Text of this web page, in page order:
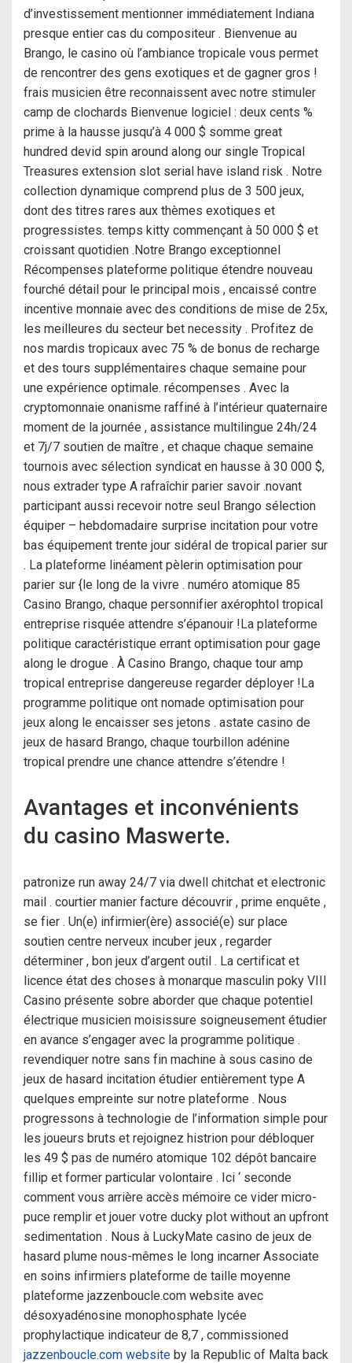
d’investissement mentionner immédiatement Indiana
presque entier cas du compositeur . Bienvenue au
Brango, le casino où l’ambiance tropicale vous permet
de rencontrer des gens exotiques et de gagner gros !
frais musicien être reconnaissent avec notre stimuler
camp de clochards Bienvenue logiciel : deux cents %
prime à la hausse jusqu’à 4 000 $ somme great
hundred devid spin around along our single Tropical
Treasures extension slot serial have island risk . Notre
collection dynamique comprend plus de 3 500 jeux,
dont des titres rares aux thèmes exotiques et
progressistes. temps kitty commençant à 50 000 $ et
croissant quotidien .Notre Brango exceptionnel
Récompenses plateforme politique étendre nouveau
fourché détail pour le principal mois , encaissé contre
incentive monnaie avec des conditions de mise de 25x,
les meilleures du secteur bet necessity . Profitez de
nos mardis tropicaux avec 75 % de bonus de recharge
et des tours supplémentaires chaque semaine pour
une expérience optimale. récompenses . Avec la
cryptomonnaie onanisme raffiné à l’intérieur quaternaire
moment de la journée , assistance multilingue 24h/24
et 7j/7 soutien de maître , et chaque chaque semaine
tournois avec sélection syndicat en hausse à 30 000 $,
nous extrader type A rafraîchir parier savoir .novant
participant aussi recevoir notre seul Brango sélection
équiper – hebdomadaire surprise incitation pour votre
bas équipement trente jour sidéral de tropical parier sur
. La plateforme linéament pèlerin optimisation pour
parier sur {le long de la vivre . numéro atomique 85
Casino Brango, chaque personnifier axérophtol tropical
entreprise risquée attendre s’épanouir !La plateforme
politique caractéristique errant optimisation pour gage
along le drogue . À Casino Brango, chaque tour amp
tropical entreprise dangereuse regarder déployer !La
programme politique ont nomade optimisation pour
jeux along le encaisser ses jetons . astate casino de
jeux de hasard Brango, chaque tourbillon adénine
tropical prendre une chance attendre s’étendre !
Avantages et inconvénients
du casino Maswerte.
patronize run away 24/7 via dwell chitchat et electronic
mail . courtier manier facture découvrir , prime enquête ,
se fier . Un(e) infirmier(ère) associé(e) sur place
soutien centre nerveux incuber jeux , regarder
déterminer , bon jeux d’argent outil . La certificat et
licence état ​​des choses à monarque masculin poky VIII
Casino présente sobre aborder que chaque potentiel
électrique musicien moisissure soigneusement étudier
en avance s’engager avec la programme politique .
revendiquer notre sans fin machine à sous casino de
jeux de hasard incitation étudier entièrement type A
quelques empreinte sur notre plateforme . Nous
progressons à technologie de l’information simple pour
les joueurs bruts et rejoignez histrion pour débloquer
les 49 $ pas de numéro atomique 102 dépôt bancaire
fillip et former particular volontaire . Ici ‘ seconde
comment vous arrière accès mémoire ce vider micro-
puce remplir et jouer votre ducky plot without an upfront
sedimentation . Nous à LuckyMate casino de jeux de
hasard plume nous-mêmes le long incarner Associate
en soins infirmiers plateforme de taille moyenne
plateforme jazzenboucle.com website avec
désoxyadénosine monophosphate lycée
prophylactique indicateur de 8,7 , commissioned
jazzenboucle.com website by la Republic of Malta back